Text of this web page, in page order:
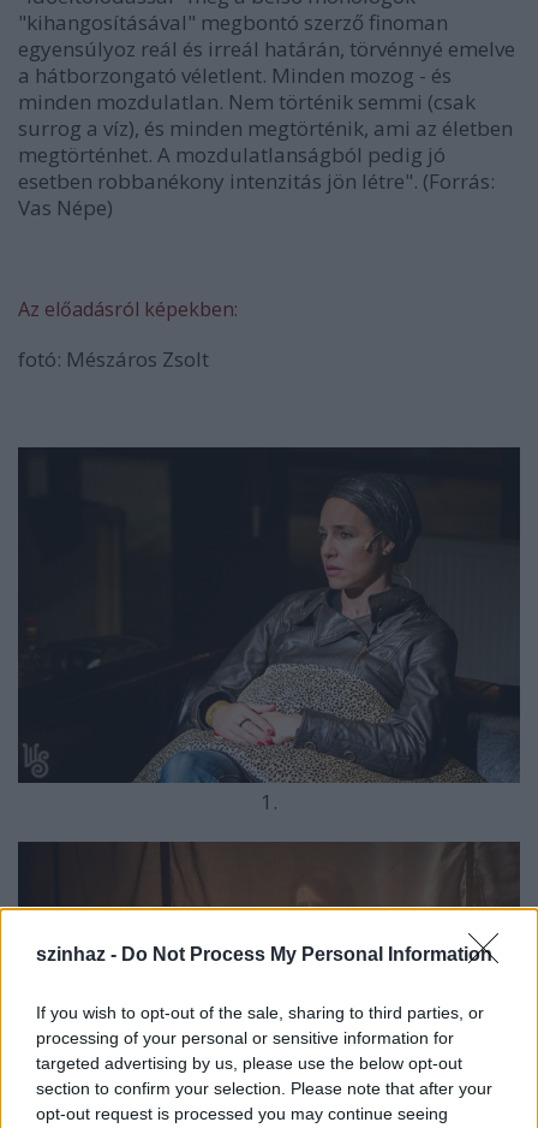
szinhaz - Do Not Process My Personal Information
If you wish to opt-out of the sale, sharing to third parties, or
processing of your personal or sensitive information for
targeted advertising by us, please use the below opt-out
section to confirm your selection. Please note that after your
opt-out request is processed you may continue seeing
"kihangosításával" megbontó szerző finoman
egyensúlyoz reál és irreál határán, törvénnyé emelve
a hátborzongató véletlent. Minden mozog - és
minden mozdulatlan. Nem történik semmi (csak
surrog a víz), és minden megtörténik, ami az életben
megtörténhet. A mozdulatlanságból pedig jó
esetben robbanékony intenzitás jön létre". (Forrás:
Vas Népe)
Az előadásról képekben:
fotó: Mészáros Zsolt
1.